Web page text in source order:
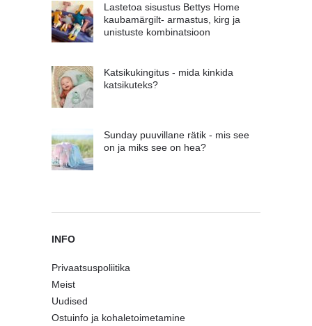
Lastetoa sisustus Bettys Home
kaubamärgilt- armastus, kirg ja
unistuste kombinatsioon
Katsikukingitus - mida kinkida
katsikuteks?
Sunday puuvillane rätik - mis see
on ja miks see on hea?
INFO
Privaatsuspoliitika
Meist
Uudised
Ostuinfo ja kohaletoimetamine